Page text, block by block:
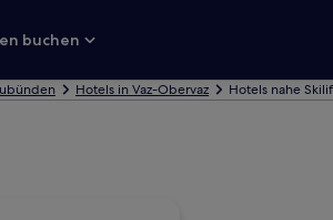
buchen
Hotels in Vaz-Obervaz Hotels nahe